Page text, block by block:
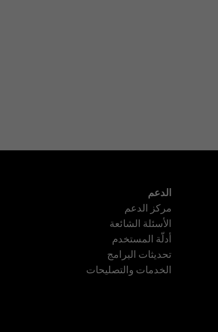
الدعم
مركز الدعم
الأسئلة الشائعة
أدلّة المستخدم
تحديثات البرامج
الخدمات والتصليحات